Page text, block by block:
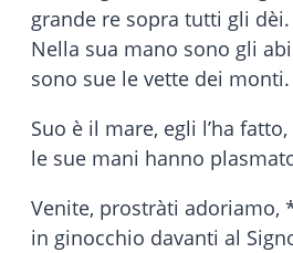
grande re sopra tutti gli dèi.
Nella sua mano sono gli
sono sue le vette dei monti.
Suo è il mare, egli l’ha
le sue mani hanno
Venite, prostràti adoriamo,
in ginocchio davanti al